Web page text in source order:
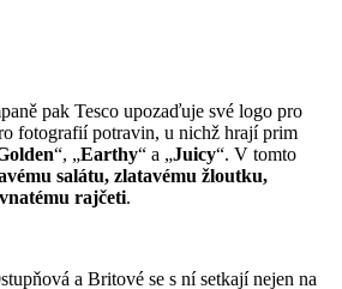
pak Tesco upozaďuje své logo pro
fotografií potravin, u nichž hrají prim
“, „Earthy“ a „Juicy“. V tomto
salátu, zlatavému žloutku,
rajčeti.
a Britové se s ní setkají nejen na